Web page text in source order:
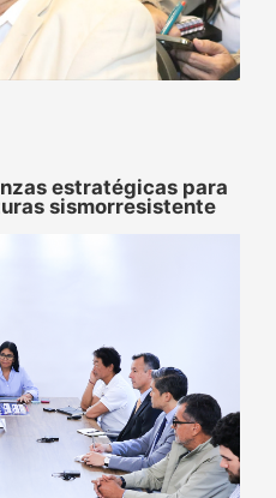
estratégicas para
sismorresistente